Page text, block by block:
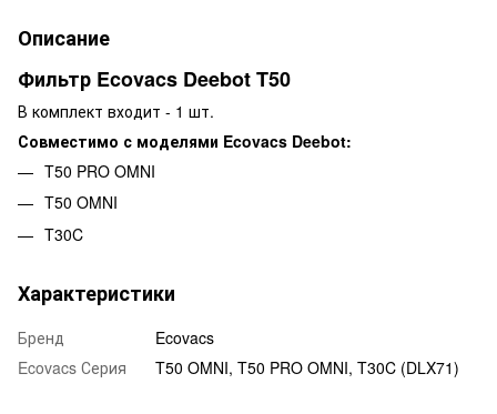
Описание
Фильтр Ecovacs Deebot T50
В комплект входит - 1 шт.
Совместимо с моделями Ecovacs Deebot:
T50 PRO OMNI
T50 OMNI
T30C
Характеристики
Бренд
Ecovacs
Ecovacs Серия
T50 OMNI, T50 PRO OMNI, T30C (DLX71)